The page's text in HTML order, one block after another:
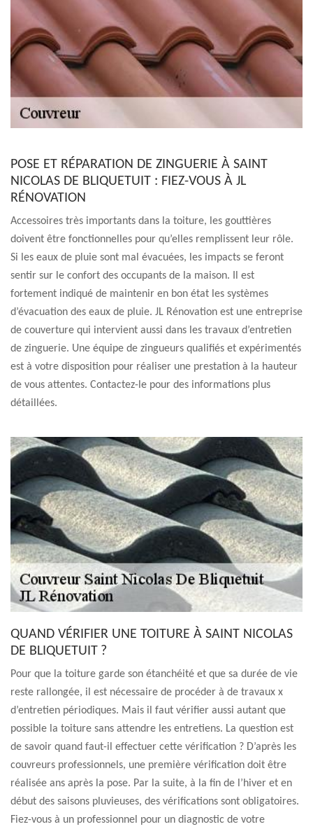
POSE ET RÉPARATION DE ZINGUERIE À SAINT
NICOLAS DE BLIQUETUIT : FIEZ-VOUS À JL
RÉNOVATION
Accessoires très importants dans la toiture, les gouttières
doivent être fonctionnelles pour qu’elles remplissent leur rôle.
Si les eaux de pluie sont mal évacuées, les impacts se feront
sentir sur le confort des occupants de la maison. Il est
fortement indiqué de maintenir en bon état les systèmes
d’évacuation des eaux de pluie. JL Rénovation est une entreprise
de couverture qui intervient aussi dans les travaux d’entretien
de zinguerie. Une équipe de zingueurs qualifiés et expérimentés
est à votre disposition pour réaliser une prestation à la hauteur
de vous attentes. Contactez-le pour des informations plus
détaillées.
QUAND VÉRIFIER UNE TOITURE À SAINT NICOLAS
DE BLIQUETUIT ?
Pour que la toiture garde son étanchéité et que sa durée de vie
reste rallongée, il est nécessaire de procéder à de travaux x
d’entretien périodiques. Mais il faut vérifier aussi autant que
possible la toiture sans attendre les entretiens. La question est
de savoir quand faut-il effectuer cette vérification ? D’après les
couvreurs professionnels, une première vérification doit être
réalisée ans après la pose. Par la suite, à la fin de l’hiver et en
début des saisons pluvieuses, des vérifications sont obligatoires.
Fiez-vous à un professionnel pour un diagnostic de votre